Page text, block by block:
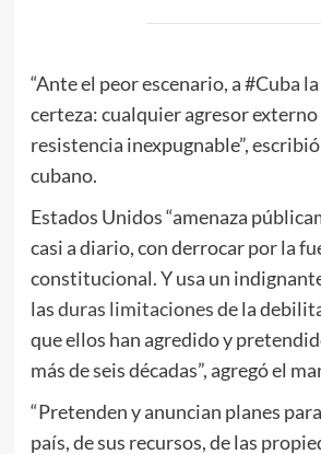
“Ante el peor escenario, a #Cuba
certeza: cualquier agresor externo
resistencia inexpugnable”,
cubano.
Estados Unidos “amenaza
casi a diario, con derrocar por la
constitucional. Y usa un
lasduras limitacionesde la
que ellos han agredido y
más de seis décadas”, agregó el
“Pretenden y anuncian planes
país, de sus recursos, de las